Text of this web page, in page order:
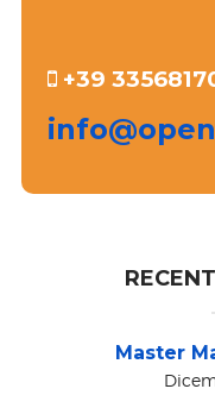
+39
Master